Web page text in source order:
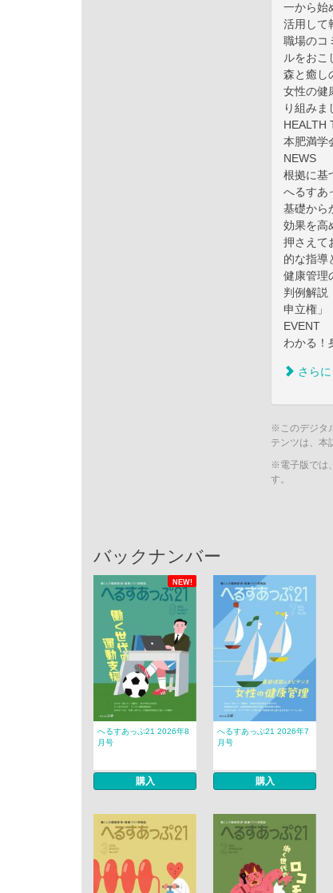
一から始
活用して
職場のコ
ルをおこ
森と癒し
女性の健
り組みま
HEALTH
本肥満学
NEWS
根拠に基
へるすあ
基礎から
効果を高
押さえて
的な指導
健康管理
判例解説
申立権」
EVENT
わかる！
さら
※このデジタ
テンツは、本
※電子版では
す。
バックナンバー
NEW!
へるすあっぷ21 2026年8
月号
購入
へるすあっぷ21 2026年7
月号
購入